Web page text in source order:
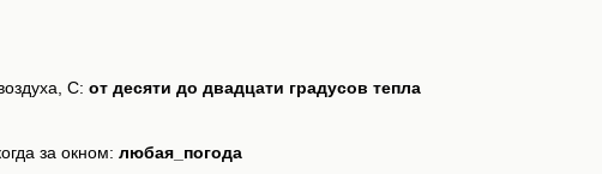
С: от десяти до двадцати градусов тепла
за окном: любая_погода